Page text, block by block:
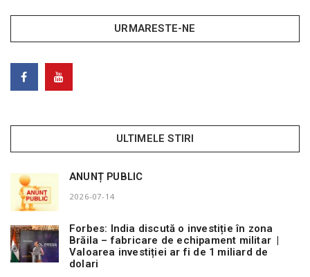
URMARESTE-NE
ULTIMELE STIRI
ANUNȚ PUBLIC
2026-07-14
Forbes: India discută o investiție în zona
Brăila – fabricare de echipament militar |
Valoarea investiției ar fi de 1 miliard de
dolari